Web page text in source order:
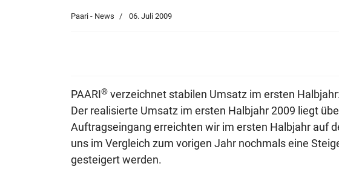
Paari - News 06. Juli 2009
PAARI® verzeichnet stabilen Umsatz im ersten Halbjahr:
Der realisierte Umsatz im ersten Halbjahr 2009 liegt
Auftragseingang erreichten wir im ersten Halbjahr auf
uns im Vergleich zum vorigen Jahr nochmals eine
gesteigert werden.